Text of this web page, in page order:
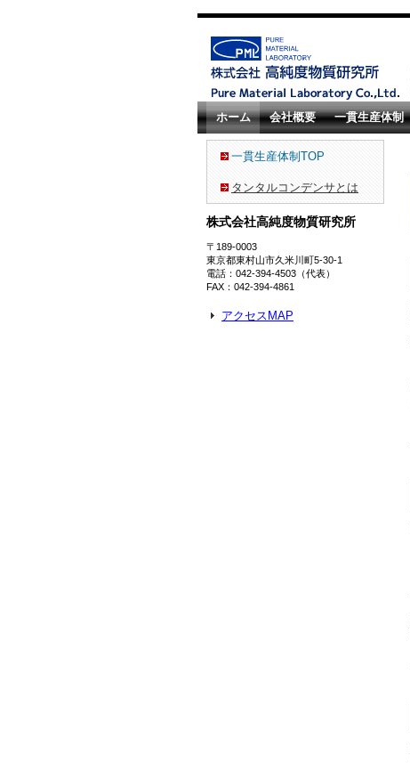
ホーム 会社概要 一貫生産体制
一貫生産体制TOP
タンタルコンデンサとは
株式会社高純度物質研究所
〒189-0003
東京都東村山市久米川町5-30-1
電話：042-394-4503（代表）
FAX：042-394-4861
アクセスMAP